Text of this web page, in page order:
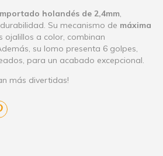
holandés de 2,4mm,
Su mecanismo de máxima
ojalillos a color, combinan
su lomo presenta 6 golpes,
para un acabado excepcional.
más divertidas!